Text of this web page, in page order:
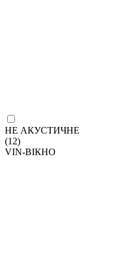
НЕ АКУСТИЧНЕ
(12)
VIN-ВІКНО